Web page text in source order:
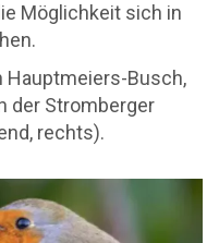
Möglichkeit sich in
Hauptmeiers-Busch,
der Stromberger
rechts).